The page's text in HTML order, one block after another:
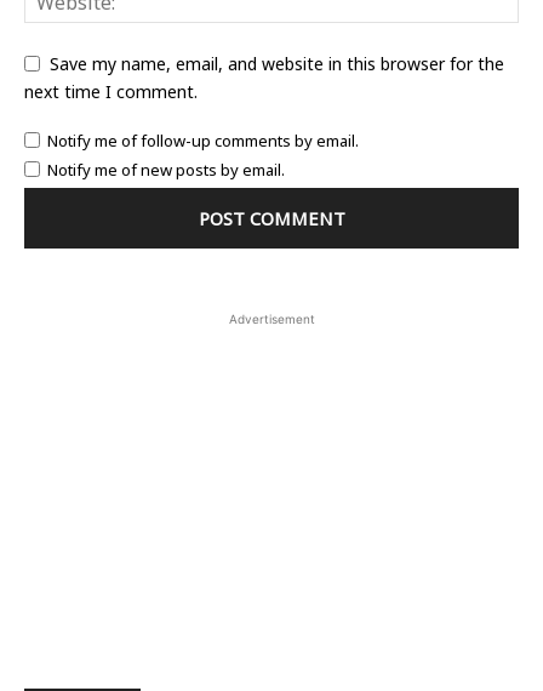
Save my name, email, and website in this browser for the
next time I comment.
Notify me of follow-up comments by email.
Notify me of new posts by email.
Advertisement